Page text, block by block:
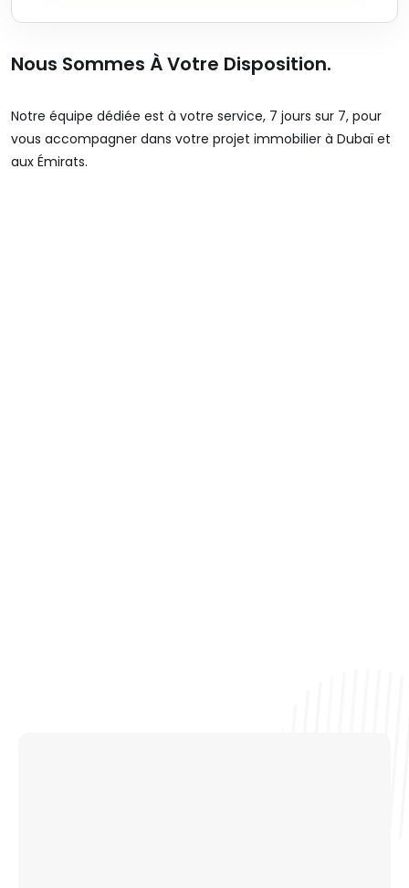
Nous Sommes À Votre Disposition.
Notre équipe dédiée est à votre service, 7 jours sur 7, pour
vous accompagner dans votre projet immobilier à Dubaï et
aux Émirats.